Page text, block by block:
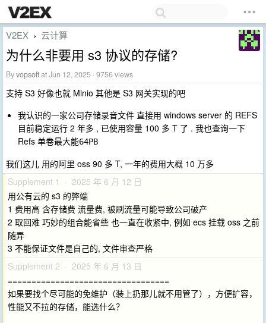
V2EX › 云计算
为什么非要用 s3 协议的存储?
Byvopsoftat Jun 12, 2025 · 9756 views
支持 S3 好像也就 Minio 其他是 S3 网关实现的吧
我认识的一家公司存储录音文件 直接用 windows server 的 REFS
目前稳定运行 2 年多 , 已使用容量 100 多 T 了 . 我也查询一下
Refs 单卷最大能64PB
我们这儿 用的阿里 oss 90 多 T, 一年的费用大概 10 万多
Supplement 1 · 2025 年 6 月 12 日
用公有云的 s3 的弊端
1 费用高 含存储费 流量费, 被刷流量可能导致公司破产
2 取回难 巧妙的组合能省些 也一直在收紧中, 例如 ecs 挂载 oss 之前
随弄
3 不能保证文件是自己的, 文件审查严格
Supplement 2 · 2025 年 6 月 13 日
==================================
如果要找个尽可能的免维护（装上扔那儿就不用管了），方便扩容，
性能又不拉的存储，能选什么？